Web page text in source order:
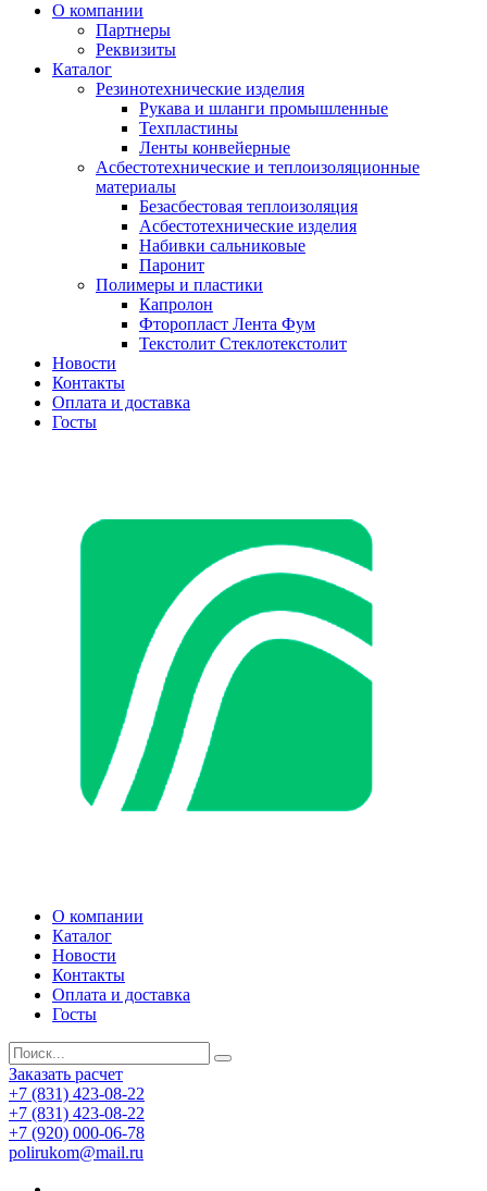
О компании
Партнеры
Реквизиты
Каталог
Резинотехнические изделия
Рукава и шланги промышленные
Техпластины
Ленты конвейерные
Асбестотехнические и теплоизоляционные
материалы
Безасбестовая теплоизоляция
Асбестотехнические изделия
Набивки сальниковые
Паронит
Полимеры и пластики
Капролон
Фторопласт Лента Фум
Текстолит Стеклотекстолит
Новости
Контакты
Оплата и доставка
Госты
О компании
Каталог
Новости
Контакты
Оплата и доставка
Госты
Заказать расчет
+7 (831) 423-08-22
+7 (831) 423-08-22
+7 (920) 000-06-78
polirukom@mail.ru